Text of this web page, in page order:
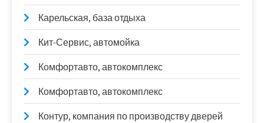
Карельская, база отдыха
Кит-Сервис, автомойка
Комфортавто, автокомплекс
Комфортавто, автокомплекс
Контур, компания по производству дверей